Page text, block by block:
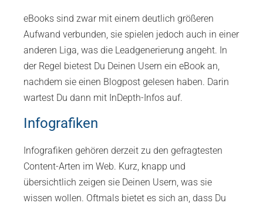
eBooks sind zwar mit einem deutlich größeren
Aufwand verbunden, sie spielen jedoch auch in einer
anderen Liga, was die Leadgenerierung angeht. In
der Regel bietest Du Deinen Usern ein eBook an,
nachdem sie einen Blogpost gelesen haben. Darin
wartest Du dann mit InDepth-Infos auf.
Infografiken
Infografiken gehören derzeit zu den gefragtesten
Content-Arten im Web. Kurz, knapp und
übersichtlich zeigen sie Deinen Usern, was sie
wissen wollen. Oftmals bietet es sich an, dass Du